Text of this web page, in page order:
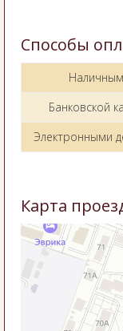
Способы
Банковской
Электронными
Карта